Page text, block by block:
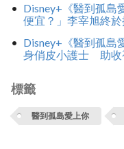
Disney+《醫到孤島
便宜？」李宰旭終
Disney+《醫到孤島
身俏皮小護士 助收
標籤
醫到孤島愛上你